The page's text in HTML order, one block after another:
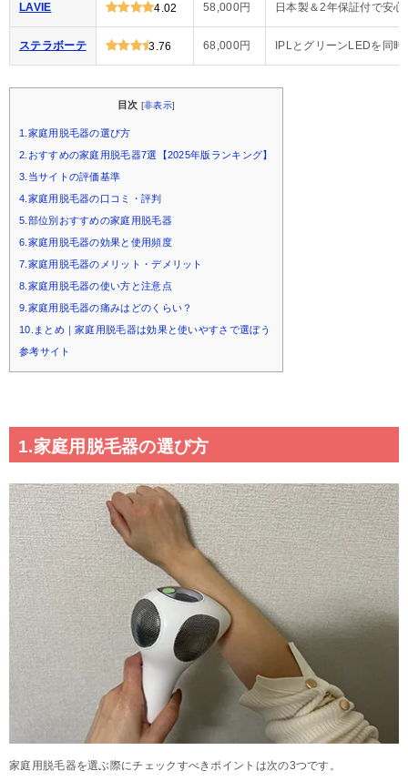
LAVIE 4.02 58,000円 日本製＆2年保証付で安
ステラボーテ 3.76 68,000円 IPLとグリーンLEDを同
目次 [非表示]
1.家庭用脱毛器の選び方
2.おすすめの家庭用脱毛器7選【2025年版ランキング】
3.当サイトの評価基準
4.家庭用脱毛器の口コミ・評判
5.部位別おすすめの家庭用脱毛器
6.家庭用脱毛器の効果と使用頻度
7.家庭用脱毛器のメリット・デメリット
8.家庭用脱毛器の使い方と注意点
9.家庭用脱毛器の痛みはどのくらい？
10.まとめ｜家庭用脱毛器は効果と使いやすさで選ぼう
参考サイト
1.家庭用脱毛器の選び方
家庭用脱毛器を選ぶ際にチェックすべきポイントは次の3つです。